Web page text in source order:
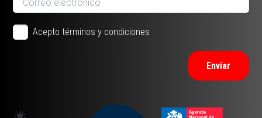
Acepto términos y condiciones
Enviar